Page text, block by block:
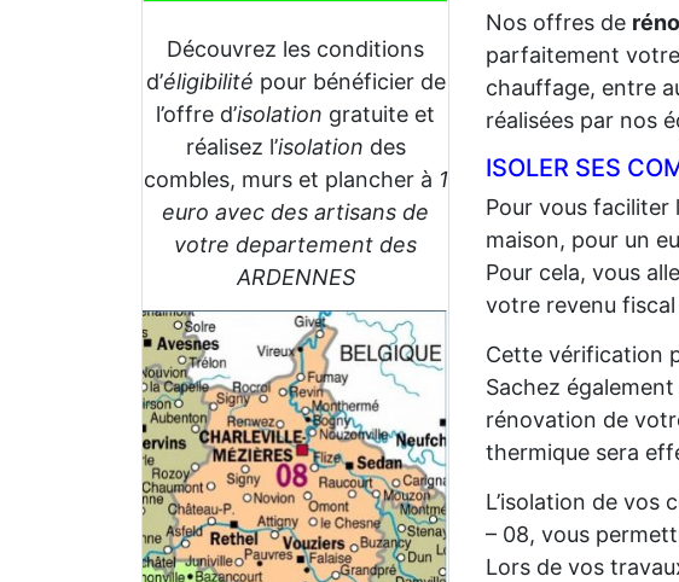
Découvrez les conditions
d’éligibilité pour bénéficier de
l’offre d’isolation gratuite et
réalisez l’isolation des
combles, murs et plancher à 1
euro avec des artisans de
votre departement des
ARDENNES
Nos offres de
parfaitement
chauffage, entre
réalisées par nos
ISOLER SES
Pour vous faciliter
maison, pour un
Pour cela, vous
votre revenu
Cette vérification
Sachez
rénovation de
thermique sera
L’isolation de vos
– 08, vous
Lors de vos